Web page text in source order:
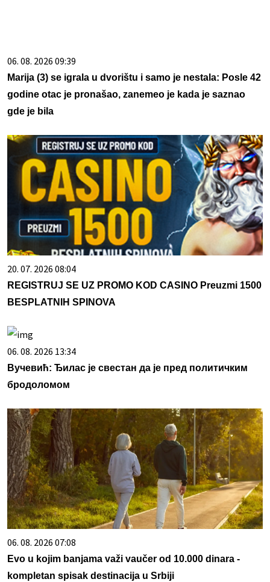
06. 08. 2026 09:39
Marija (3) se igrala u dvorištu i samo je nestala: Posle 42
godine otac je pronašao, zanemeo je kada je saznao
gde je bila
20. 07. 2026 08:04
REGISTRUJ SE UZ PROMO KOD CASINO Preuzmi 1500
BESPLATNIH SPINOVA
06. 08. 2026 13:34
Вучевић: Ђилас је свестан да је пред политичким
бродоломом
06. 08. 2026 07:08
Evo u kojim banjama važi vaučer od 10.000 dinara -
kompletan spisak destinacija u Srbiji